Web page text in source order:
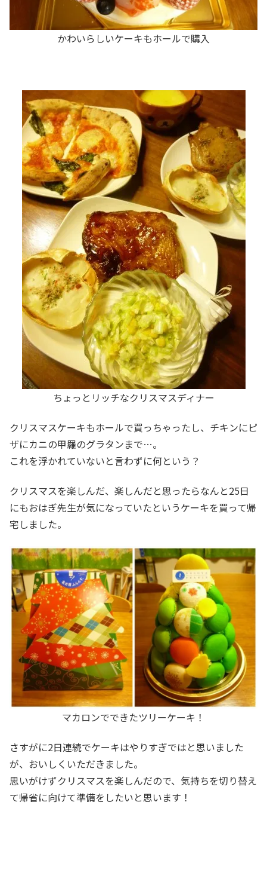
かわいらしいケーキもホールで購入
ちょっとリッチなクリスマスディナー
クリスマスケーキもホールで買っちゃったし、チキンにピ
ザにカニの甲羅のグラタンまで…。
これを浮かれていないと言わずに何という？
クリスマスを楽しんだ、楽しんだと思ったらなんと25日
にもおはぎ先生が気になっていたというケーキを買って帰
宅しました。
マカロンでできたツリーケーキ！
さすがに2日連続でケーキはやりすぎではと思いました
が、おいしくいただきました。
思いがけずクリスマスを楽しんだので、気持ちを切り替え
て帰省に向けて準備をしたいと思います！